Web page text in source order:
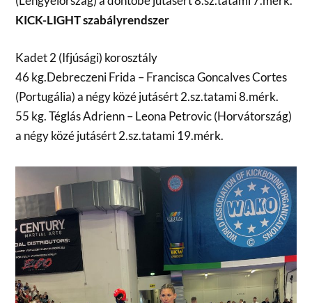
KICK-LIGHT szabályrendszer
Kadet 2 (Ifjúsági) korosztály
46 kg.Debreczeni Frida – Francisca Goncalves Cortes
(Portugália) a négy közé jutásért 2.sz.tatami 8.mérk.
55 kg. Téglás Adrienn – Leona Petrovic (Horvátország)
a négy közé jutásért 2.sz.tatami 19.mérk.